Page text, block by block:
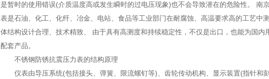
是暂时的使用错误(介质温度高或发生瞬时的过电压现象)也不会导致潜在的危险性。 南
表是石油、化工、化纤、冶金、电站、食品等工业部门在耐腐蚀、高温要求高的工艺中
体结构设计合理、技术精致、 由于具有高测度和持续稳定性，不仅是出口，也能为国
配套产品。
不锈钢防锈抗震压力表的结构原理
仪表由导压系统(包括接头、弹簧、限流螺钉等)、齿轮传动机构、显示装置(指针